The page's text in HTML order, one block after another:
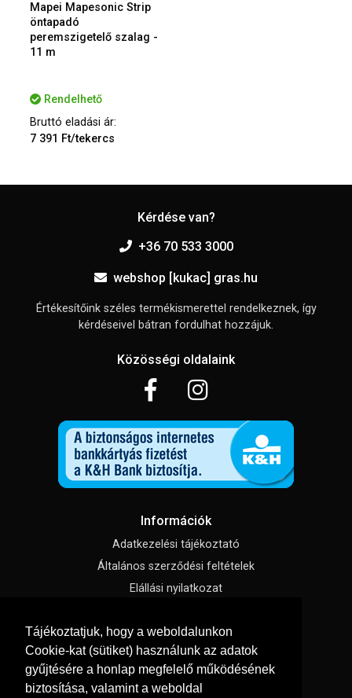
Tájékoztatjuk, hogy a weboldalunkon
Cookie-kat (sütiket) használunk az adatok
gyűjtésére a honlap megfelelő működésének
biztosítása, valamint a weboldal
Mapei Mapesonic Strip
öntapadó
peremszigetelő szalag -
11 m
Rendelhető
Bruttó eladási ár:
7 391 Ft/tekercs
Kérdése van?
+36 70 533 3000
webshop [kukac] gras.hu
Értékesítőink széles termékismerettel rendelkeznek, így
kérdéseivel bátran fordulhat hozzájuk.
Közösségi oldalaink
Információk
Adatkezelési tájékoztató
Általános szerződési feltételek
Elállási nyilatkozat
Süti beállítások
Menü